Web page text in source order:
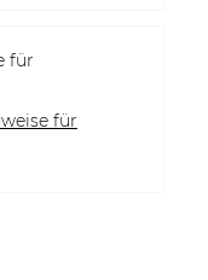
für
für